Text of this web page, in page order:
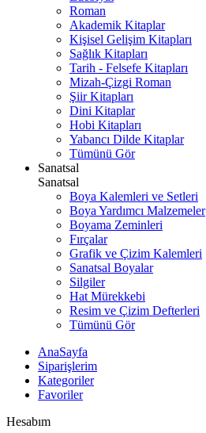
Roman
Akademik Kitaplar
Kişisel Gelişim Kitapları
Sağlık Kitapları
Tarih - Felsefe Kitapları
Mizah-Çizgi Roman
Şiir Kitapları
Dini Kitaplar
Hobi Kitapları
Yabancı Dilde Kitaplar
Tümünü Gör
Sanatsal
Sanatsal
Boya Kalemleri ve Setleri
Boya Yardımcı Malzemeler
Boyama Zeminleri
Fırçalar
Grafik ve Çizim Kalemleri
Sanatsal Boyalar
Silgiler
Hat Mürekkebi
Resim ve Çizim Defterleri
Tümünü Gör
AnaSayfa
Siparişlerim
Kategoriler
Favoriler
Hesabım